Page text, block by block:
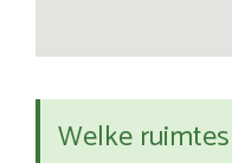
Welke